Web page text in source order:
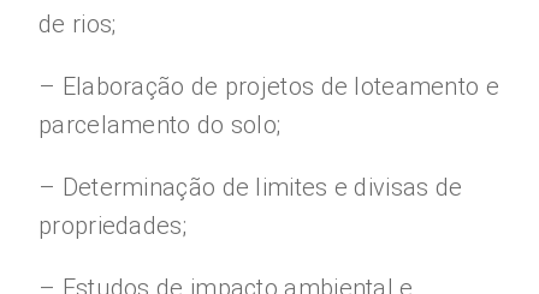
de rios;
– Elaboração de projetos de loteamento e
parcelamento do solo;
– Determinação de limites e divisas de
propriedades;
– Estudos de impacto ambiental e